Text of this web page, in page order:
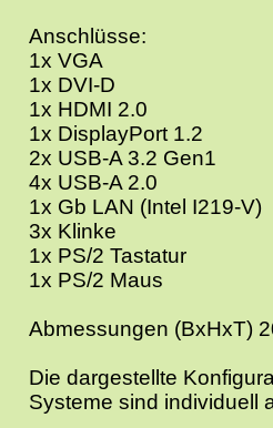
Anschlüsse:
1x VGA
1x DVI-D
1x HDMI 2.0
1x DisplayPort 1.2
2x USB-A 3.2 Gen1
4x USB-A 2.0
1x Gb LAN (Intel I219-V)
3x Klinke
1x PS/2 Tastatur
1x PS/2 Maus
Abmessungen (BxHxT)
Die dargestellte
Systeme sind individuell